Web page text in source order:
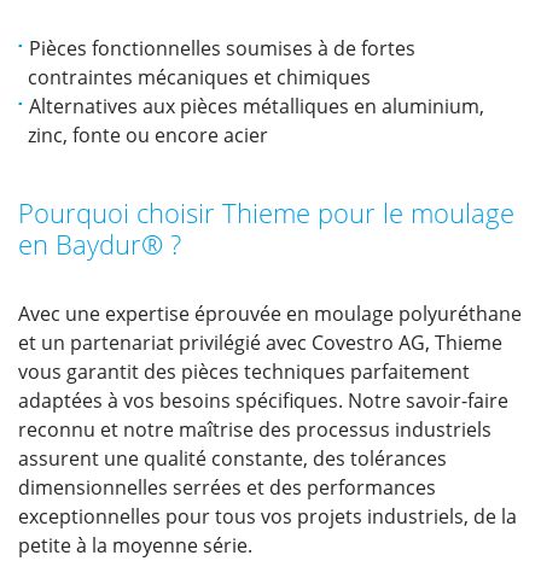
Pièces fonctionnelles soumises à de fortes
contraintes mécaniques et chimiques
Alternatives aux pièces métalliques en aluminium,
zinc, fonte ou encore acier
Pourquoi choisir Thieme pour le moulage
en Baydur® ?
Avec une expertise éprouvée en moulage polyuréthane
et un partenariat privilégié avec Covestro AG, Thieme
vous garantit des pièces techniques parfaitement
adaptées à vos besoins spécifiques. Notre savoir-faire
reconnu et notre maîtrise des processus industriels
assurent une qualité constante, des tolérances
dimensionnelles serrées et des performances
exceptionnelles pour tous vos projets industriels, de la
petite à la moyenne série.